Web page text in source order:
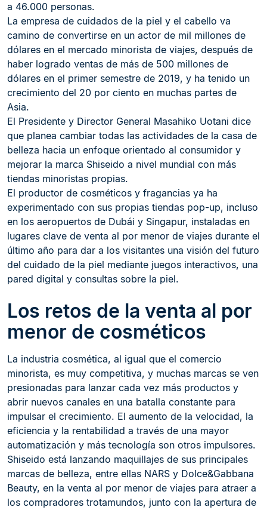
a 46.000 personas.
La empresa de cuidados de la piel y el cabello va
camino de convertirse en un actor de mil millones de
dólares en el mercado minorista de viajes, después de
haber logrado ventas de más de 500 millones de
dólares en el primer semestre de 2019, y ha tenido un
crecimiento del 20 por ciento en muchas partes de
Asia.
El Presidente y Director General Masahiko Uotani dice
que planea cambiar todas las actividades de la casa de
belleza hacia un enfoque orientado al consumidor y
mejorar la marca Shiseido a nivel mundial con más
tiendas minoristas propias.
El productor de cosméticos y fragancias ya ha
experimentado con sus propias tiendas pop-up, incluso
en los aeropuertos de Dubái y Singapur, instaladas en
lugares clave de venta al por menor de viajes durante el
último año para dar a los visitantes una visión del futuro
del cuidado de la piel mediante juegos interactivos, una
pared digital y consultas sobre la piel.
Los retos de la venta al por
menor de cosméticos
La industria cosmética, al igual que el comercio
minorista, es muy competitiva, y muchas marcas se ven
presionadas para lanzar cada vez más productos y
abrir nuevos canales en una batalla constante para
impulsar el crecimiento. El aumento de la velocidad, la
eficiencia y la rentabilidad a través de una mayor
automatización y más tecnología son otros impulsores.
Shiseido está lanzando maquillajes de sus principales
marcas de belleza, entre ellas NARS y Dolce&Gabbana
Beauty, en la venta al por menor de viajes para atraer a
los compradores trotamundos, junto con la apertura de